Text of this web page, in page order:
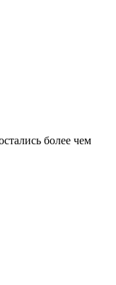
более чем